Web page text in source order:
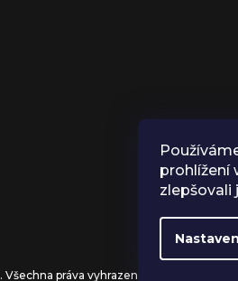
prohlížení
zlepšovali
. Všechna práva vyhrazena.